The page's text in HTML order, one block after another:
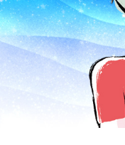
長野「はい」
角谷 「2つ目。旧公明
公政権の経験やそのと
た法律もたくさんある
道改革連合になったな
ら変えられない、とい
長野「うん」
角谷 「立憲民主党、公
（3党）が合流する、
うか、という気持ちに
どうすればいいか、と
いうものがあります」